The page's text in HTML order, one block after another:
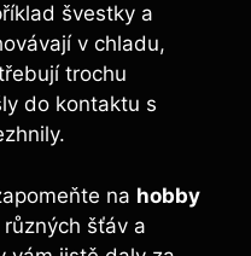
švestky a
v chladu,
trochu
do kontaktu s
na hobby
šťáv a